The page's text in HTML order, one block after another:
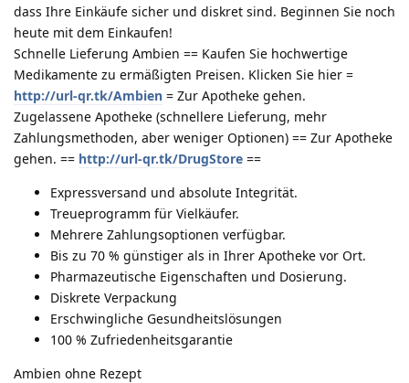
dass Ihre Einkäufe sicher und diskret sind. Beginnen Sie noch
heute mit dem Einkaufen!
Schnelle Lieferung Ambien == Kaufen Sie hochwertige
Medikamente zu ermäßigten Preisen. Klicken Sie hier =
http://url-qr.tk/Ambien = Zur Apotheke gehen.
Zugelassene Apotheke (schnellere Lieferung, mehr
Zahlungsmethoden, aber weniger Optionen) == Zur Apotheke
gehen. == http://url-qr.tk/DrugStore ==
Expressversand und absolute Integrität.
Treueprogramm für Vielkäufer.
Mehrere Zahlungsoptionen verfügbar.
Bis zu 70 % günstiger als in Ihrer Apotheke vor Ort.
Pharmazeutische Eigenschaften und Dosierung.
Diskrete Verpackung
Erschwingliche Gesundheitslösungen
100 % Zufriedenheitsgarantie
Ambien ohne Rezept